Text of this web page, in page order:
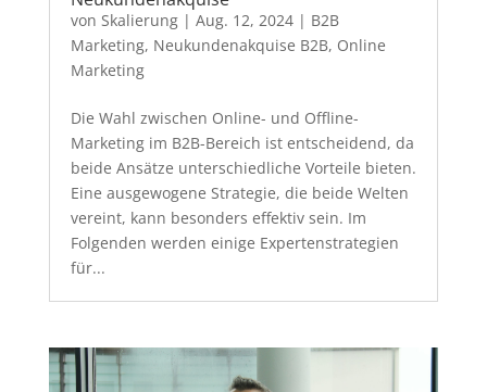
von Skalierung| Aug. 12, 2024| B2B
Marketing, Neukundenakquise B2B, Online
Marketing
Die Wahl zwischen Online- und Offline-
Marketing im B2B-Bereich ist entscheidend, da
beide Ansätze unterschiedliche Vorteile bieten.
Eine ausgewogene Strategie, die beide Welten
vereint, kann besonders effektiv sein. Im
Folgenden werden einige Expertenstrategien
für...